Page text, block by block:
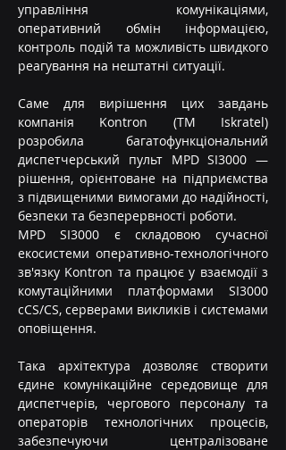
управління комунікаціями,
оперативний обмін інформацією,
контроль подій та можливість швидкого
реагування на нештатні ситуації.
Саме для вирішення цих завдань
компанія Kontron (TM Iskratel)
розробила багатофункціональний
диспетчерський пульт MPD SI3000 —
рішення, орієнтоване на підприємства
з підвищеними вимогами до надійності,
безпеки та безперервності роботи.
MPD SI3000 є складовою сучасної
екосистеми оперативно-технологічного
зв'язку Kontron та працює у взаємодії з
комутаційними платформами SI3000
cCS/CS, серверами викликів і системами
оповіщення.
Така архітектура дозволяє створити
єдине комунікаційне середовище для
диспетчерів, чергового персоналу та
операторів технологічних процесів,
забезпечуючи централізоване